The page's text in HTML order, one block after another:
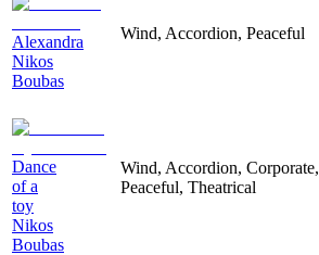
Alexandra
Nikos
Boubas
Wind, Accordion, Peaceful
Dance
of a
toy
Nikos
Boubas
Wind, Accordion, Corporate,
Peaceful, Theatrical